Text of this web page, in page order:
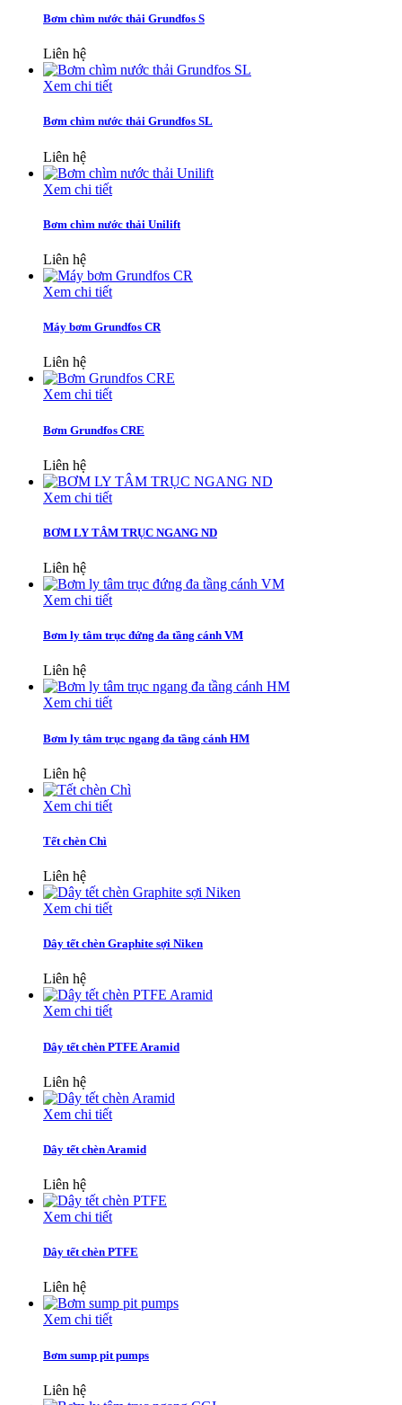
Bơm chìm nước thải Grundfos S
Liên hệ
Xem chi tiết
Bơm chìm nước thải Grundfos SL
Liên hệ
Xem chi tiết
Bơm chìm nước thải Unilift
Liên hệ
Xem chi tiết
Máy bơm Grundfos CR
Liên hệ
Xem chi tiết
Bơm Grundfos CRE
Liên hệ
Xem chi tiết
BƠM LY TÂM TRỤC NGANG ND
Liên hệ
Xem chi tiết
Bơm ly tâm trục đứng đa tầng cánh VM
Liên hệ
Xem chi tiết
Bơm ly tâm trục ngang đa tầng cánh HM
Liên hệ
Xem chi tiết
Tết chèn Chì
Liên hệ
Xem chi tiết
Dây tết chèn Graphite sợi Niken
Liên hệ
Xem chi tiết
Dây tết chèn PTFE Aramid
Liên hệ
Xem chi tiết
Dây tết chèn Aramid
Liên hệ
Xem chi tiết
Dây tết chèn PTFE
Liên hệ
Xem chi tiết
Bơm sump pit pumps
Liên hệ